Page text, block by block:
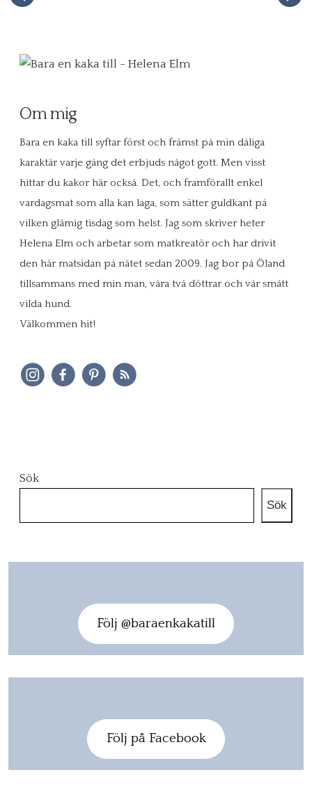
Om mig
Bara en kaka till syftar först och främst på min dåliga
karaktär varje gång det erbjuds något gott. Men visst
hittar du kakor här också. Det, och framförallt enkel
vardagsmat som alla kan laga, som sätter guldkant på
vilken glåmig tisdag som helst. Jag som skriver heter
Helena Elm och arbetar som matkreatör och har drivit
den här matsidan på nätet sedan 2009. Jag bor på Öland
tillsammans med min man, våra två döttrar och vår smått
vilda hund.
Välkommen hit!
Sök
Sök
Följ @baraenkakatill
Följ på Facebook